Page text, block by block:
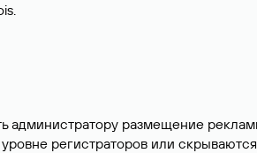
администратору размещение
регистраторов или